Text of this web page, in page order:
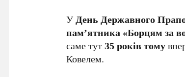
УДень Державного
пам’ятника «Борцям за
саме тут35 років тому
Ковелем.